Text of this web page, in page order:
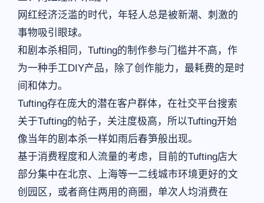
网红经济泛滥的时代，年轻人总是被新潮、刺激的
事物吸引眼球。
和剧本杀相同，Tufting的制作参与门槛并不高，作
为一种手工DIY产品，除了创作能力，最耗费的是时
间和体力。
Tufting存在庞大的潜在客户群体，在社交平台搜索
关于Tufting的帖子，关注度极高，所以Tufting开始
像当年的剧本杀一样如雨后春笋般出现。
基于消费程度和人流量的考虑，目前的Tufting店大
部分集中在北京、上海等一二线城市环境更好的文
创园区，或者商住两用的商圈，单次人均消费在